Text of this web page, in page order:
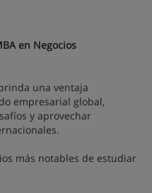
en Negocios
una ventaja
empresarial global,
y aprovechar
más notables de estudiar